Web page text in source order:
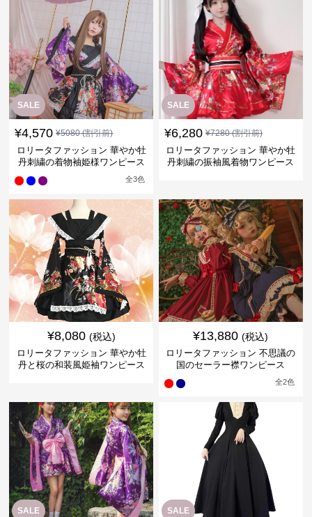
SALE
¥4,570 ¥5080(割引前)
ロリータファッション 華やか牡
丹刺繍の着物袖姫様ワンピース
全3色
SALE
¥6,280 ¥7280(割引前)
ロリータファッション 華やか牡
丹刺繍の振袖風着物ワンピース
¥8,080 (税込)
ロリータファッション 華やか牡
丹と桜の和装風姫袖ワンピース
¥13,880 (税込)
ロリータファッション 不思議の
国のセーラー襟ワンピース
全2色
SALE SALE